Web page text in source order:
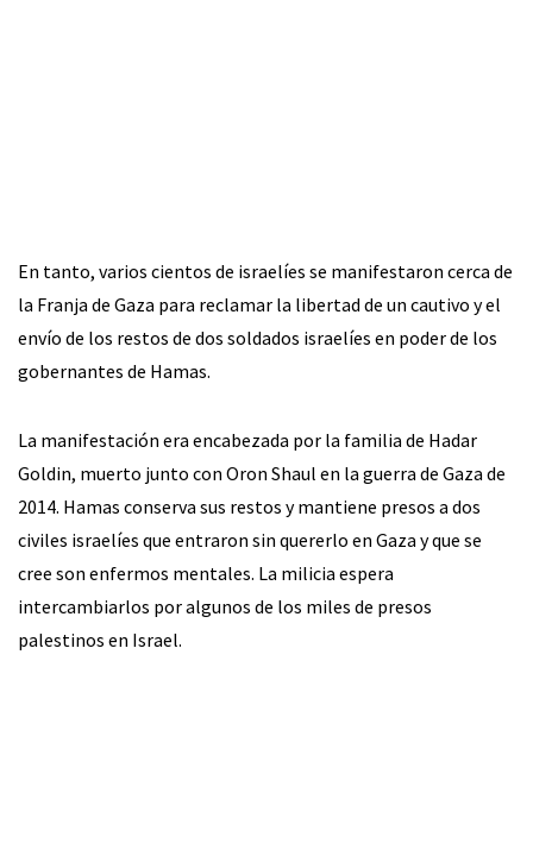
En tanto, varios cientos de israelíes se manifestaron cerca de
la Franja de Gaza para reclamar la libertad de un cautivo y el
envío de los restos de dos soldados israelíes en poder de los
gobernantes de Hamas.
La manifestación era encabezada por la familia de Hadar
Goldin, muerto junto con Oron Shaul en la guerra de Gaza de
2014. Hamas conserva sus restos y mantiene presos a dos
civiles israelíes que entraron sin quererlo en Gaza y que se
cree son enfermos mentales. La milicia espera
intercambiarlos por algunos de los miles de presos
palestinos en Israel.